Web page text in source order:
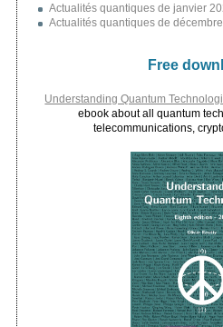
Actualités quantiques de janvier
Actualités quantiques de
Free
Understanding Quantum
ebook about all quantum
telecommunications,